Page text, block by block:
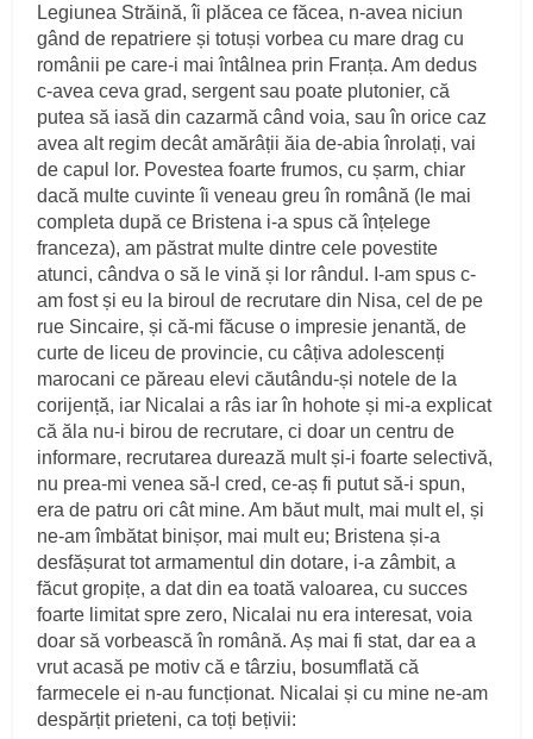
Legiunea Străină, îi plăcea ce făcea, n-avea niciun
gând de repatriere și totuși vorbea cu mare drag cu
românii pe care-i mai întâlnea prin Franța. Am dedus
c-avea ceva grad, sergent sau poate plutonier, că
putea să iasă din cazarmă când voia, sau în orice caz
avea alt regim decât amărâții ăia de-abia înrolați, vai
de capul lor. Povestea foarte frumos, cu șarm, chiar
dacă multe cuvinte îi veneau greu în română (le mai
completa după ce Bristena i-a spus că înțelege
franceza), am păstrat multe dintre cele povestite
atunci, cândva o să le vină și lor rândul. I-am spus c-
am fost și eu la biroul de recrutare din Nisa, cel de pe
rue Sincaire, și că-mi făcuse o impresie jenantă, de
curte de liceu de provincie, cu câțiva adolescenți
marocani ce păreau elevi căutându-și notele de la
corijență, iar Nicalai a râs iar în hohote și mi-a explicat
că ăla nu-i birou de recrutare, ci doar un centru de
informare, recrutarea durează mult și-i foarte selectivă,
nu prea-mi venea să-l cred, ce-aș fi putut să-i spun,
era de patru ori cât mine. Am băut mult, mai mult el, și
ne-am îmbătat binișor, mai mult eu; Bristena și-a
desfășurat tot armamentul din dotare, i-a zâmbit, a
făcut gropițe, a dat din ea toată valoarea, cu succes
foarte limitat spre zero, Nicalai nu era interesat, voia
doar să vorbească în română. Aș mai fi stat, dar ea a
vrut acasă pe motiv că e târziu, bosumflată că
farmecele ei n-au funcționat. Nicalai și cu mine ne-am
despărțit prieteni, ca toți bețivii: